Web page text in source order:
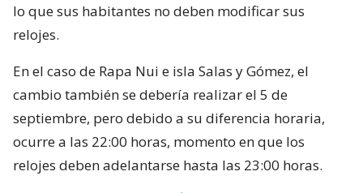
lo que sus habitantes no deben modificar sus
relojes.
En el caso de Rapa Nui e isla Salas y Gómez, el
cambio también se debería realizar el 5 de
septiembre, pero debido a su diferencia horaria,
ocurre a las 22:00 horas, momento en que los
relojes deben adelantarse hasta las 23:00 horas.